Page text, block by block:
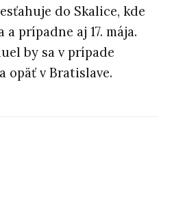
do Skalice, kde
a prípadne aj 17. mája.
by sa v prípade
opäť v Bratislave.